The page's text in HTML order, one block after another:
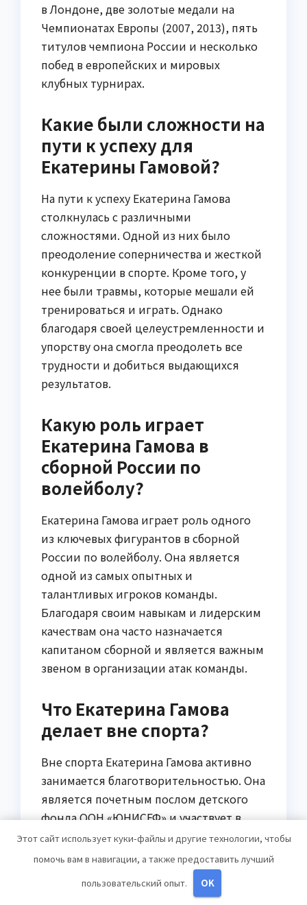
в Лондоне, две золотые медали на
Чемпионатах Европы (2007, 2013), пять
титулов чемпиона России и несколько
побед в европейских и мировых
клубных турнирах.
Какие были сложности на
пути к успеху для
Екатерины Гамовой?
На пути к успеху Екатерина Гамова
столкнулась с различными
сложностями. Одной из них было
преодоление соперничества и жесткой
конкуренции в спорте. Кроме того, у
нее были травмы, которые мешали ей
тренироваться и играть. Однако
благодаря своей целеустремленности и
упорству она смогла преодолеть все
трудности и добиться выдающихся
результатов.
Какую роль играет
Екатерина Гамова в
сборной России по
волейболу?
Екатерина Гамова играет роль одного
из ключевых фигурантов в сборной
России по волейболу. Она является
одной из самых опытных и
талантливых игроков команды.
Благодаря своим навыкам и лидерским
качествам она часто назначается
капитаном сборной и является важным
звеном в организации атак команды.
Что Екатерина Гамова
делает вне спорта?
Вне спорта Екатерина Гамова активно
занимается благотворительностью. Она
является почетным послом детского
фонда ООН «ЮНИСЕФ» и участвует в
различных благотворительных акциях.
Кроме того, она активно продвигает
спортивный образ жизни и здоровый
образ жизни в целом.
Этот сайт использует куки-файлы и другие технологии, чтобы
помочь вам в навигации, а также предоставить лучший
пользовательский опыт.
OK